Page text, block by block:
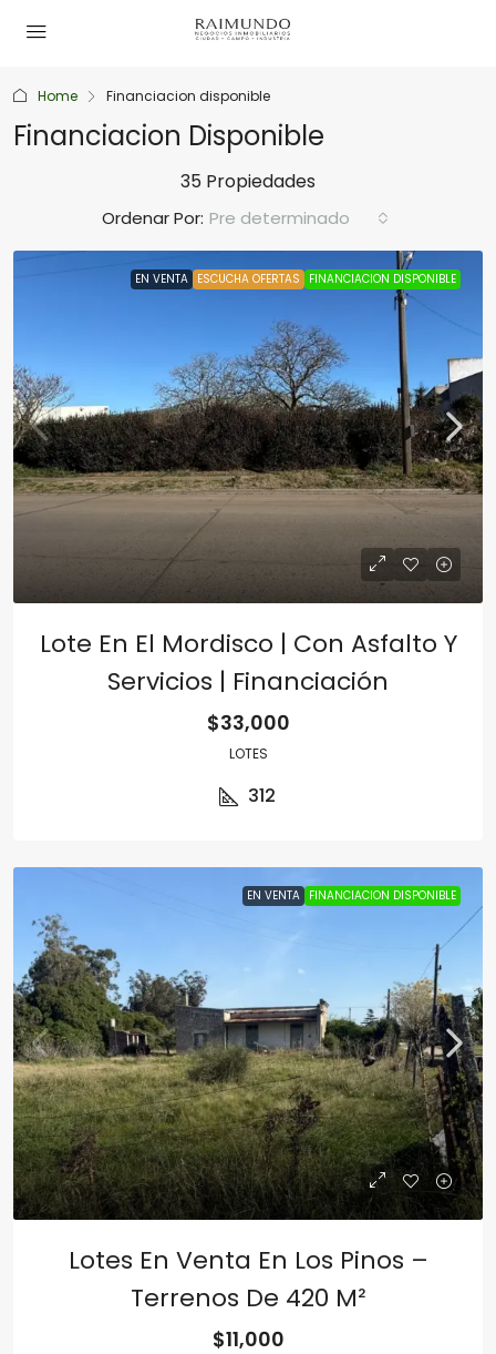
Home Financiacion disponible
Financiacion Disponible
35 Propiedades
Ordenar Por: Pre determinado
EN VENTA ESCUCHA OFERTAS FINANCIACION DISPONIBLE
Lote En El Mordisco | Con Asfalto Y
Servicios | Financiación
$33,000
LOTES
312
EN VENTA FINANCIACION DISPONIBLE
Lotes En Venta En Los Pinos –
Terrenos De 420 M²
$11,000